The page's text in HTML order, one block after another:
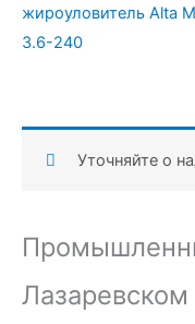
жироуловитель Alta
3.6-240
Уточняйте о